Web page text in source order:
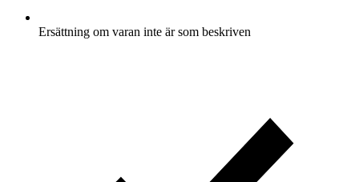
Ersättning om varan inte är som beskriven